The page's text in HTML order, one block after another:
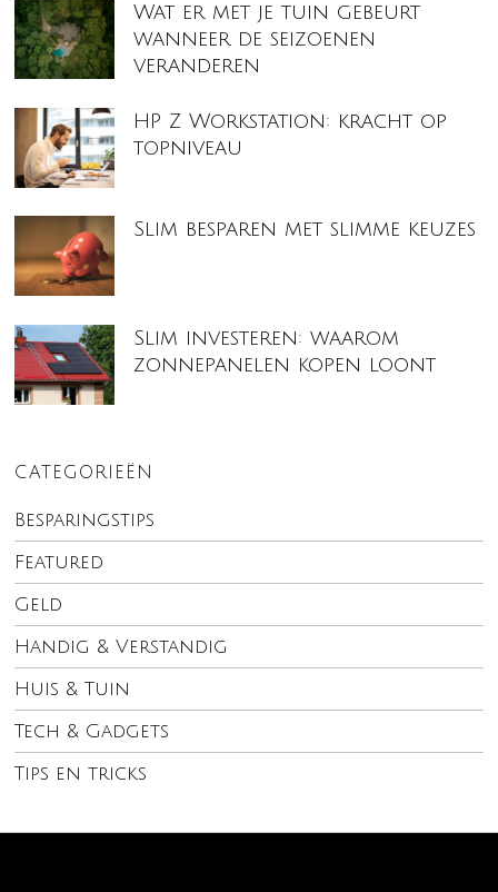
Wat er met je tuin gebeurt
wanneer de seizoenen
veranderen
HP Z Workstation: kracht op
topniveau
Slim besparen met slimme keuzes
Slim investeren: waarom
zonnepanelen kopen loont
CATEGORIEËN
Besparingstips
Featured
Geld
Handig & Verstandig
Huis & Tuin
Tech & Gadgets
Tips en tricks